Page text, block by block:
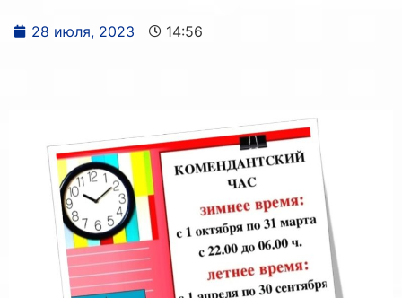
28 июля, 2023 14:56